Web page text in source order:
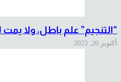
“التنجيم” علم باطل، ولا
أكتوبر 20, 2023